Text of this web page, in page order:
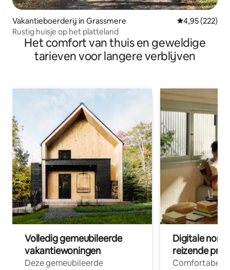
Vakantieboerderij in Grassmere Gemiddelde
4,95 (222)
Rustig huisje op het platteland
Het comfort van thuis en geweldige
tarieven voor langere verblijven
Volledig gemeubileerde
vakantiewoningen
Deze gemeubileerde
Digitale
reizende
Comfortabele